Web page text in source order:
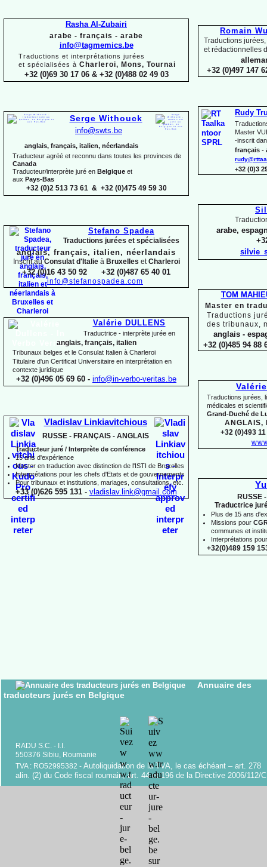
Annuaire des
traducteurs jurés en Belgique
RADU S.C. - I.I.
550376 Sibiu, Roumanie
TVA : RO52995382 - Autoliquidation de la TVA, le cas échéant – art. 278
alin. (2) du Code fiscal roumain; art. 44 et 196 de la Directive 2006/112/
Romain
Traductions
et rédactionnelles
+32 (0)497 147
Rudy
Master
-inscrit
français -
+32 (0)3
arabe,
TOM
Master en
Traductions
des tribunaux,
anglais -
+32 (0)485 94 88
Traductions jurées,
médicales et
Grand-Duché de
ANGLAIS,
+32 (0)493
RUSSE -
Traductrice
Plus de 15 ans
Missions pour
communes et
Interprétations
+32(0)489 159
Rasha Al-Zubairi
arabe - français - arabe
info@tagmemics.be
Traductions et interprétations jurées
et spécialisées à Charleroi, Mons, Tournai
+32 (0)69 30 17 06 & +32 (0)488 02 49 03
Serge Withouck
info@swts.be
anglais, français, italien, néerlandais
Traducteur agréé et reconnu dans toutes les provinces de
Canada
Traducteur/interprète juré en Belgique et
aux Pays-Bas
+32 (0)2 513 73 61 & +32 (0)475 49 59 30
Stefano Spadea
Traductions jurées et spécialisées
anglais, français, italien, néerlandais
Inscrit auConsulat d'Italieà Bruxelles etCharleroi
+32 (0)16 43 50 92 +32 (0)487 65 40 01
info@stefanospadea.com
Valérie DULLENS
Traductrice -interprète jurée en
anglais, français, italien
Tribunaux belges et le Consulat Italien à Charleroi
Titulaire d'un Certificat Universitaire en interprétation en
contexte juridique
+32 (0)496 05 69 60 - info@in-verbo-veritas.be
Vladislav Linkiavitchious
RUSSE -FRANÇAIS -ANGLAIS
Traducteur juré / Interprète de conférence
15 ans d'expérience
Master en traduction avec distinction de l'ISTI de Bruxelles
Interprétations pour les chefs d'Etats et de gouvernements
Pour tribunaux et institutions , mariages, consultations, etc.
+33 (0)626 595 131 - vladislav.link@gmail.com